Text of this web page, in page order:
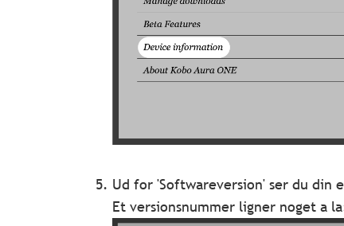
Ud for 'Softwareversion' ser du din
Et versionsnummer ligner noget a